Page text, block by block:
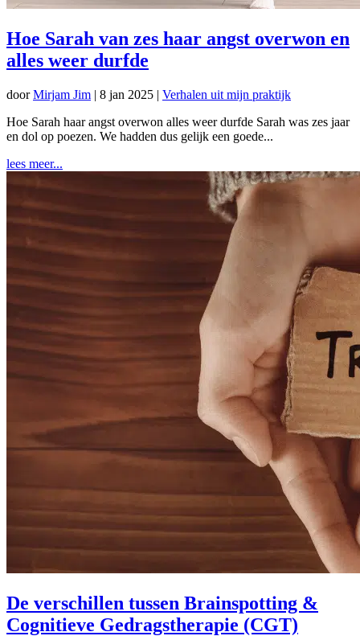
Hoe Sarah van zes haar angst overwon en
alles weer durfde
doorMirjam Jim | 8 jan 2025 | Verhalen uit mijn praktijk
Hoe Sarah haar angst overwon alles weer durfde Sarah was zes jaar
en dol op poezen. We hadden dus gelijk een goede...
lees meer...
De verschillen tussen Brainspotting &
Cognitieve Gedragstherapie (CGT)